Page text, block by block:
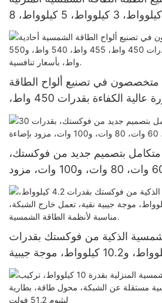
السكنية بقدرات 2 كيلوواط، 3 كيلوواط، 5 كيلوواط، 8
و10 كيلوواط مع محولات الطاقة المتصلة
بالشبكة من جروات
في تصنيع ألواح الطاقة
الشمسية أحادية البلورة عالية الكفاءة بقدرات 450 واط،
بتصميم جديد من فوكستك،
بقدرات 30 وات، 60 وات، 80 وات، و100 وات، مزود
الذكية من فوكستك بقدرات
4.2 كيلوواط، 6.2 كيلوواط، و10.2 كيلوواط، موجة جيبية
الشبكة، مناسبة لأنظمة الطاقة
الشمسية.